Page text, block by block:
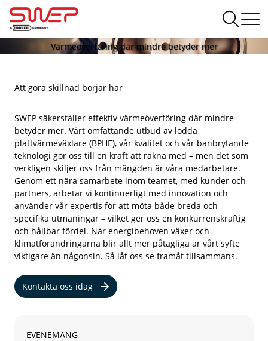
Värmeöverföring där mindre betyder mer
Att göra skillnad börjar här
SWEP säkerställer effektiv värmeöverföring där mindre
betyder mer. Vårt omfattande utbud av lödda
plattvärmeväxlare (BPHE), vår kvalitet och vår banbrytande
teknologi gör oss till en kraft att räkna med – men det som
verkligen skiljer oss från mängden är våra medarbetare.
Genom ett nära samarbete inom teamet, med kunder och
partners, arbetar vi kontinuerligt med innovation och
använder vår expertis för att möta både breda och
specifika utmaningar – vilket ger oss en konkurrenskraftig
och hållbar fördel. När energibehoven växer och
klimatförändringarna blir allt mer påtagliga är vårt syfte
viktigare än någonsin. Så låt oss se framåt tillsammans.
Kontakta oss idag
EVENEMANG